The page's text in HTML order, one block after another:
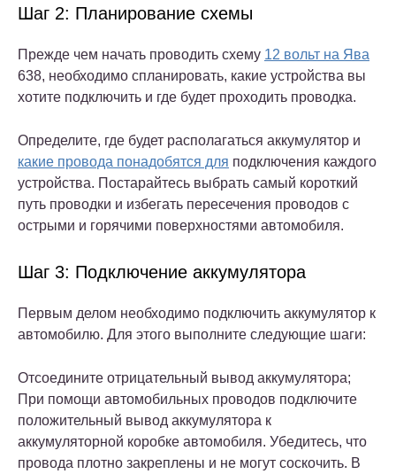
Шаг 2: Планирование схемы
Прежде чем начать проводить схему 12 вольт на Ява
638, необходимо спланировать, какие устройства вы
хотите подключить и где будет проходить проводка.
Определите, где будет располагаться аккумулятор и
какие провода понадобятся для подключения каждого
устройства. Постарайтесь выбрать самый короткий
путь проводки и избегать пересечения проводов с
острыми и горячими поверхностями автомобиля.
Шаг 3: Подключение аккумулятора
Первым делом необходимо подключить аккумулятор к
автомобилю. Для этого выполните следующие шаги:
Отсоедините отрицательный вывод аккумулятора;
При помощи автомобильных проводов подключите
положительный вывод аккумулятора к
аккумуляторной коробке автомобиля. Убедитесь, что
провода плотно закреплены и не могут соскочить. В